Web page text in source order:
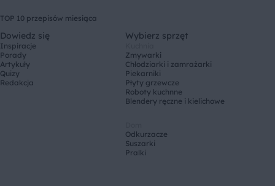
TOP 10 przepisów miesiąca
Dowiedz się
Inspiracje
Porady
Artykuły
Quizy
Redakcja
Wybierz sprzęt
Zmywarki
Chłodziarki i zamrażarki
Piekarniki
Płyty grzewcze
Roboty kuchnne
Blendery ręczne i kielichowe
Odkurzacze
Suszarki
Pralki